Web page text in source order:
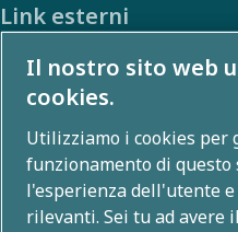
Link esterni
Investitori
Galleria foto e video
Chi siamo
Il nostro sito web
cookies.
Utilizziamo i cookies
funzionamento di
l'esperienza dell'utente
rilevanti. Sei tu ad avere